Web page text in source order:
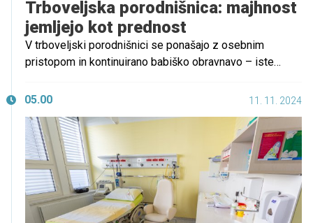
Trboveljska porodnišnica: majhnost
jemljejo kot prednost
V trboveljski porodnišnici se ponašajo z osebnim
pristopom in kontinuirano babiško obravnavo – iste
zanositve do poroda. Njihova posebnost je program za
05.00 11. 11. 2024